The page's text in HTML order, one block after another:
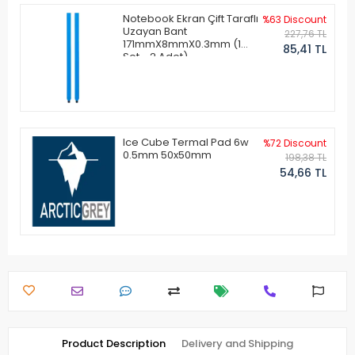
Notebook Ekran Çift Taraflı
Uzayan Bant
171mmX8mmX0.3mm (1
Set - 2 Adet)
%63 Discount
227,76 TL
85,41 TL
Ice Cube Termal Pad 6w
0.5mm 50x50mm
%72 Discount
198,38 TL
54,66 TL
Product Description Delivery and Shipping